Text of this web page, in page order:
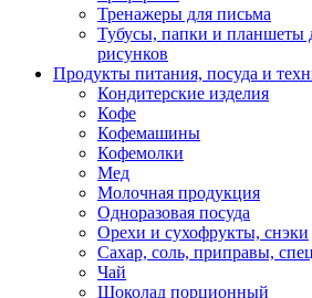
Тренажеры для письма
Тубусы, папки и планшеты
рисунков
Продукты питания, посуда и
Кондитерские изделия
Кофе
Кофемашины
Кофемолки
Мед
Молочная продукция
Одноразовая посуда
Орехи и сухофрукты, снэки
Сахар, соль, приправы,
Чай
Шоколад порционный